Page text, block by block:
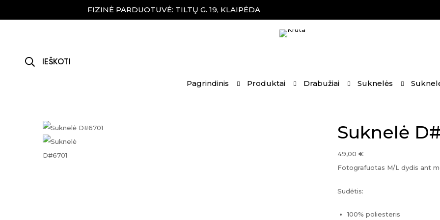
FIZINĖ PARDUOTUVĖ: TILTŲ G. 19, KLAIPĖDA
IEŠKOTI
Pagrindinis Produktai Drabužiai Suknelės
Suknelė
49,00 €
Fotografuotas M/L dydis ant
Sudėtis:
100% poliesteris